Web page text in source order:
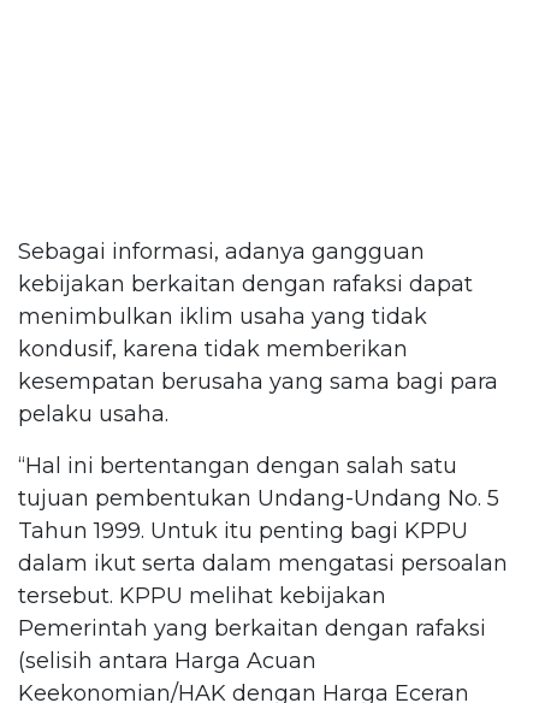
Sebagai informasi, adanya gangguan
kebijakan berkaitan dengan rafaksi dapat
menimbulkan iklim usaha yang tidak
kondusif, karena tidak memberikan
kesempatan berusaha yang sama bagi para
pelaku usaha.
“Hal ini bertentangan dengan salah satu
tujuan pembentukan Undang-Undang No. 5
Tahun 1999. Untuk itu penting bagi KPPU
dalam ikut serta dalam mengatasi persoalan
tersebut. KPPU melihat kebijakan
Pemerintah yang berkaitan dengan rafaksi
(selisih antara Harga Acuan
Keekonomian/HAK dengan Harga Eceran